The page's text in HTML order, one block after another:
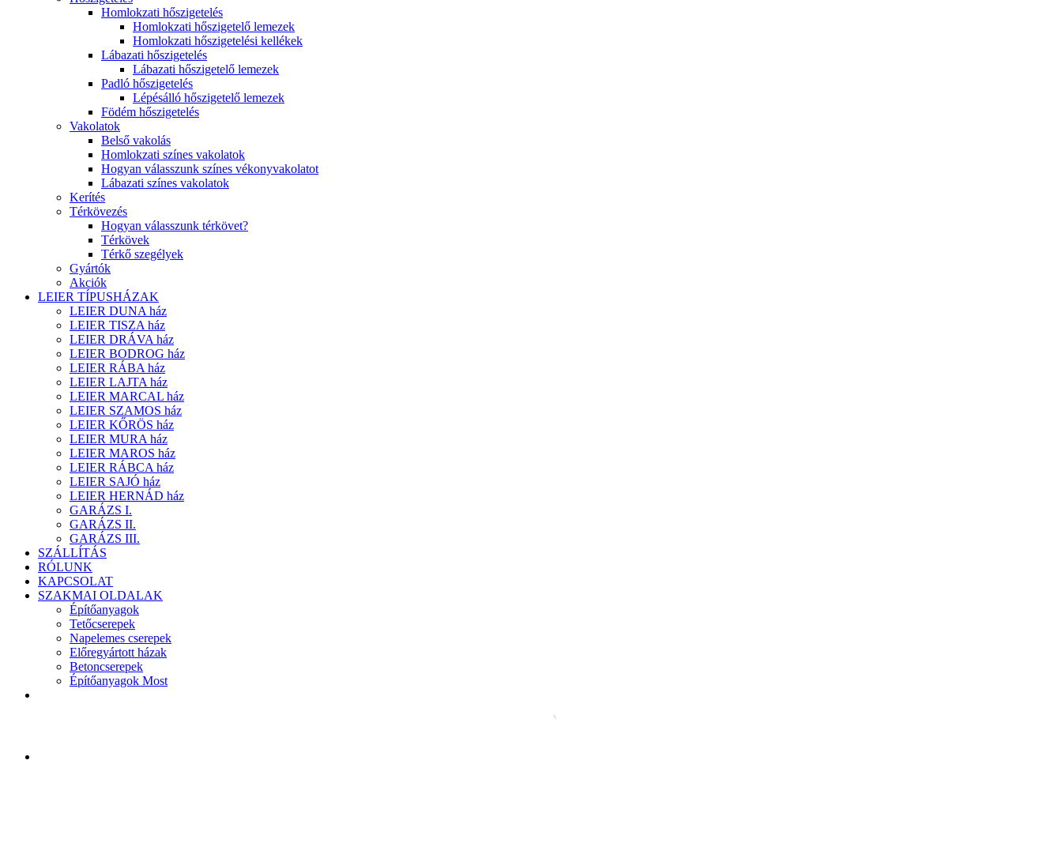
Homlokzati hőszigetelés
Homlokzati hőszigetelő lemezek
Homlokzati hőszigetelési kellékek
Lábazati hőszigetelés
Lábazati hőszigetelő lemezek
Padló hőszigetelés
Lépésálló hőszigetelő lemezek
Födém hőszigetelés
Vakolatok
Belső vakolás
Homlokzati színes vakolatok
Hogyan válasszunk színes vékonyvakolatot
Lábazati színes vakolatok
Kerítés
Térkövezés
Hogyan válasszunk térkövet?
Térkövek
Térkő szegélyek
Gyártók
Akciók
LEIER TÍPUSHÁZAK
LEIER DUNA ház
LEIER TISZA ház
LEIER DRÁVA ház
LEIER BODROG ház
LEIER RÁBA ház
LEIER LAJTA ház
LEIER MARCAL ház
LEIER SZAMOS ház
LEIER KŐRÖS ház
LEIER MURA ház
LEIER MAROS ház
LEIER RÁBCA ház
LEIER SAJÓ ház
LEIER HERNÁD ház
GARÁZS I.
GARÁZS II.
GARÁZS III.
SZÁLLÍTÁS
RÓLUNK
KAPCSOLAT
SZAKMAI OLDALAK
Építőanyagok
Tetőcserepek
Napelemes cserepek
Előregyártott házak
Betoncserepek
Építőanyagok Most